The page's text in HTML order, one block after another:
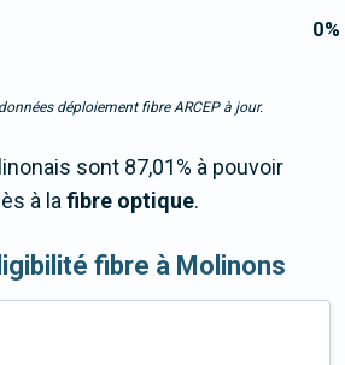
0%
déploiement fibre ARCEP à jour.
sont 87,01% à pouvoir
à lafibre optique.
fibre à Molinons